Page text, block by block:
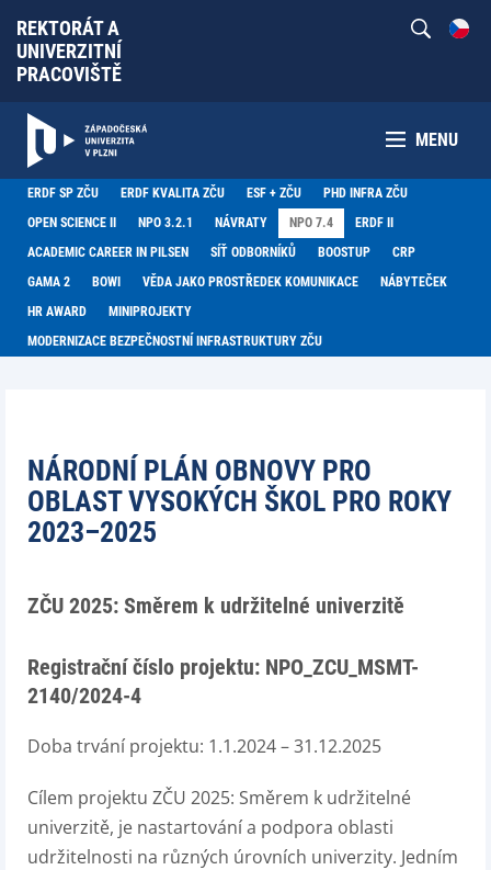
REKTORÁT A
UNIVERZITNÍ
PRACOVIŠTĚ
MENU
ERDF SP ZČU ERDF KVALITA ZČU ESF + ZČU
PHD INFRA ZČU
OPEN SCIENCE II
NPO 3.2.1 NÁVRATY NPO 7.4
ERDF II
ACADEMIC CAREER IN PILSEN
SÍŤ ODBORNÍKŮ BOOSTUP
CRP
GAMA 2
BOWI VĚDA JAKO PROSTŘEDEK KOMUNIKACE
NÁBYTEČEK
HR AWARD
MINIPROJEKTY
MODERNIZACE BEZPEČNOSTNÍ INFRASTRUKTURY ZČU
NÁRODNÍ PLÁN OBNOVY PRO
OBLAST VYSOKÝCH ŠKOL PRO ROKY
2023–2025
ZČU 2025: Směrem k udržitelné univerzitě
Registrační číslo projektu: NPO_ZCU_MSMT-
2140/2024-4
Doba trvání projektu: 1.1.2024 – 31.12.2025
Cílem projektu ZČU 2025: Směrem k udržitelné
univerzitě, je nastartování a podpora oblasti
udržitelnosti na různých úrovních univerzity. Jedním